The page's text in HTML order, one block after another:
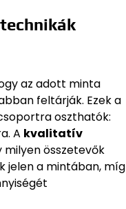
az adott minta
feltárják. Ezek a
oszthatók:
A kvalitatív
összetevők
jelen a mintában, míg